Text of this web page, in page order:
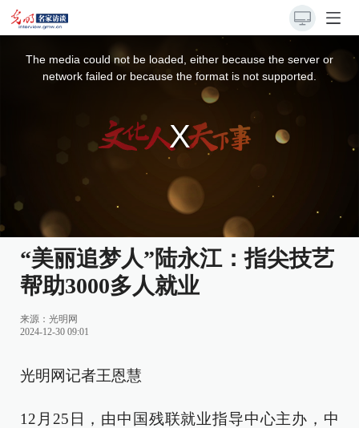
The media could not be loaded, either because the server or
network failed or because the format is not supported.
“美丽追梦人”陆永江：指尖技艺
帮助3000多人就业
来源： 光明网
2024-12-30 09:01
光明网记者王恩慧
12月25日，由中国残联就业指导中心主办，中